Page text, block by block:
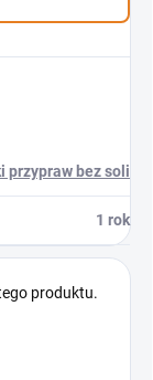
przypraw bez soli
1 rok
produktu.